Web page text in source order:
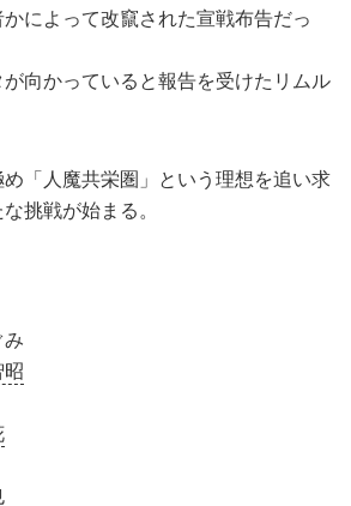
によって改竄された宣戦布告だっ
向かっていると報告を受けたリムル
「人魔共栄圏」という理想を追い求
挑戦が始まる。
み
昭